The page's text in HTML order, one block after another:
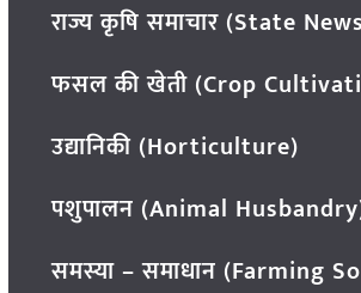
राज्य कृषि समाचार (State
फसल की खेती (Crop
उद्यानिकी (Horticulture)
पशुपालन (Animal
समस्या – समाधान (Farming